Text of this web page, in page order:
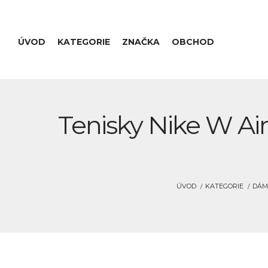
ÚVOD KATEGORIE ZNAČKA OBCHOD
Tenisky Nike W
ÚVOD KATEGORIE